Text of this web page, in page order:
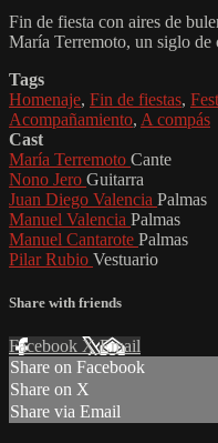
Fin de fiesta con aires de
María Terremoto, un siglo de
Tags
Homenaje, Fin de fiestas,
Acompañamiento, A compás
Cast
María Terremoto Cante
Nono Jero Guitarra
Juan Diego Valencia Palmas
Manuel Valencia Palmas
Manuel Cantarote Palmas
Pilar Rubio Vestuario
Share with friends
Facebook XEmail
Share on Facebook
Share on X
Share via Email